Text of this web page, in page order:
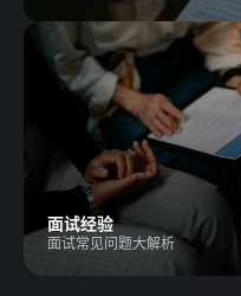
面试经验
面试常见问题大解析